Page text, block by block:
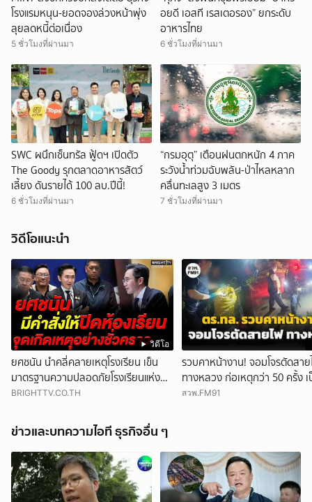
โรงแรมหนุน-ยอดจองล่วงหน้าพุ่ง
ลุยลดหนี้ต่อเนื่อง
5 ชั่วโมงที่ผ่านมา
อยดี เอสที เรสเตอรอง” ยกระดับ
อาหารไทย
6 ชั่วโมงที่ผ่านมา
SWC ผนึกเซ็นทรัล ฟู้ดฯ เปิดตัว
The Goody รุกตลาดอาหารสัตว์
เลี้ยง ดันรายได้ 100 ลบ.ปีนี้!
6 ชั่วโมงที่ผ่านมา
“กรมอุตุ” เตือนฝนตกหนัก 4 ภาค
ระวังน้ำท่วมฉับพลัน-ป่าไหลหลาก
คลื่นทะเลสูง 3 เมตร
7 ชั่วโมงที่ผ่านมา
วิดีโอแนะนำ
วิดีโอ
ยศชนัน นำคลี่คลายเหตุโรงเรียน เข็น
มาตรฐานความปลอดภัยโรงเรียนแห่ง
ชาติ ใน 90 วัน
BRIGHTTV.CO.TH
รวบคาหน้างาน! จอมโจรตัดสา
ทางหลวง ก่อเหตุกว่า 50 ครั้ง เ
ให้ถนนมือ รถชนเจ็บตาย หลาย
สวพ.FM91
ข่าวและบทความไอที ธุรกิจอื่น ๆ